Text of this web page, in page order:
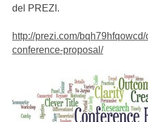
del PREZI.
http://prezi.com/
conference-proposal/